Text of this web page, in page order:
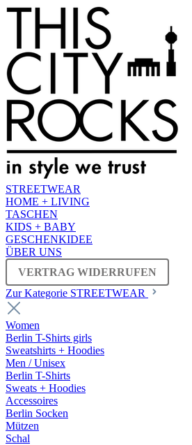
STREETWEAR
HOME + LIVING
TASCHEN
KIDS + BABY
GESCHENKIDEE
ÜBER UNS
VERTRAG WIDERRUFEN
Zur Kategorie STREETWEAR
Women
Berlin T-Shirts girls
Sweatshirts + Hoodies
Men / Unisex
Berlin T-Shirts
Sweats + Hoodies
Accessoires
Berlin Socken
Mützen
Schal